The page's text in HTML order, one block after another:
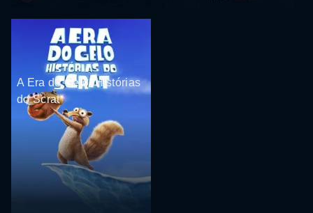
A Era do Gelo: Histórias
do Scrat